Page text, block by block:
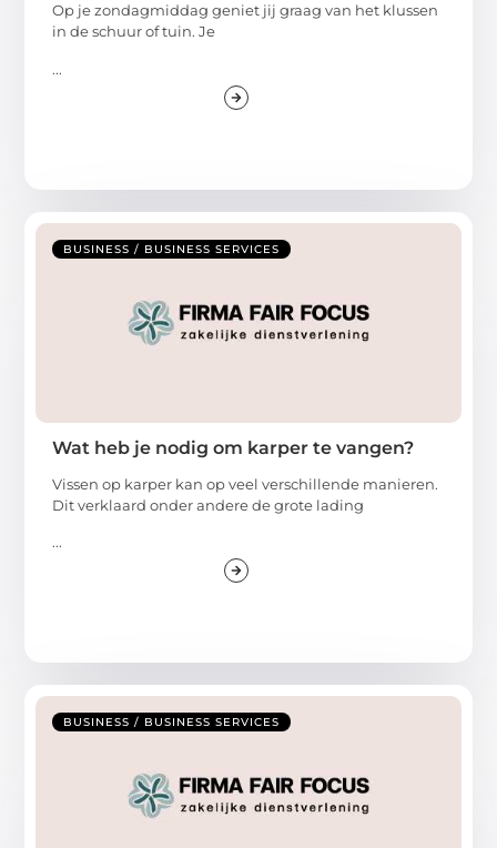
Op je zondagmiddag geniet jij graag van het klussen
in de schuur of tuin. Je
...
BUSINESS / BUSINESS SERVICES
Wat heb je nodig om karper te vangen?
Vissen op karper kan op veel verschillende manieren.
Dit verklaard onder andere de grote lading
...
BUSINESS / BUSINESS SERVICES